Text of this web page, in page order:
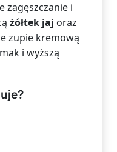
zagęszczanie i
żółtek jaj oraz
zupie kremową
i wyższą